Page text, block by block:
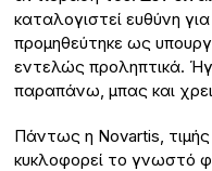
καταλογιστεί ευθύνη
προμηθεύτηκε ως
εντελώς προληπτικά.
παραπάνω, μπας και
Πάντως η Novartis,
κυκλοφορεί το γνωστό